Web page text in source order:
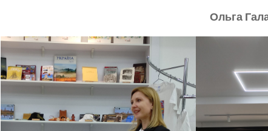
Ольга